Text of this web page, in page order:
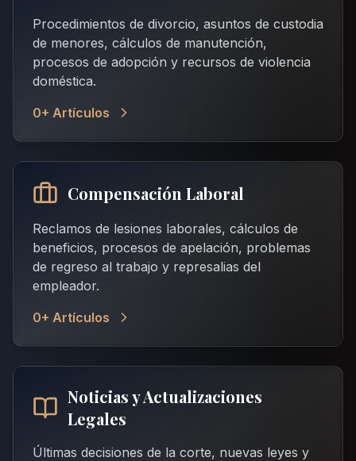
Procedimientos de divorcio, asuntos de custodia
de menores, cálculos de manutención,
procesos de adopción y recursos de violencia
doméstica.
0+ Artículos
Compensación Laboral
Reclamos de lesiones laborales, cálculos de
beneficios, procesos de apelación, problemas
de regreso al trabajo y represalias del
empleador.
0+ Artículos
Noticias y Actualizaciones
Legales
Últimas decisiones de la corte, nuevas leyes y